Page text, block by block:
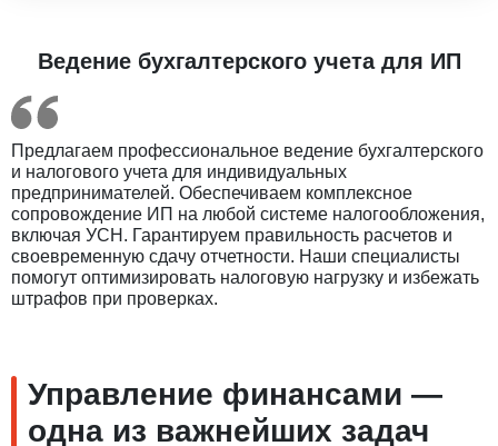
Ведение бухгалтерского учета для ИП
Предлагаем профессиональное ведение бухгалтерского
и налогового учета для индивидуальных
предпринимателей. Обеспечиваем комплексное
сопровождение ИП на любой системе налогообложения,
включая УСН. Гарантируем правильность расчетов и
своевременную сдачу отчетности. Наши специалисты
помогут оптимизировать налоговую нагрузку и избежать
штрафов при проверках.
Управление финансами —
одна из важнейших задач